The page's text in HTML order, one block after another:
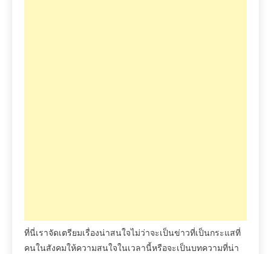
ที่นี่เราจัดเตรียมเรื่องน่าสนใจไม่ว่าจะเป็นข่าวที่เป็นกระแสที่
คนในสังคมให้ความสนใจในเวลานี้หรือจะเป็นบทความที่น่า